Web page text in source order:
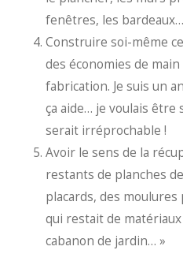
fenêtres, les bardeaux…
Construire soi-même
des économies de
fabrication. Je suis un
ça aide… je voulais être
serait irréprochable !
Avoir le sens de la
restants de planches
placards, des
qui restait de
cabanon de jardin… »